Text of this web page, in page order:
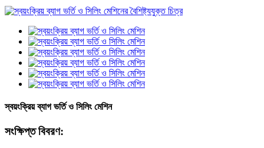
স্বয়ংক্রিয় ব্যাগ ভর্তি ও সিলিং মেশিন
সংক্ষিপ্ত বিবরণ: